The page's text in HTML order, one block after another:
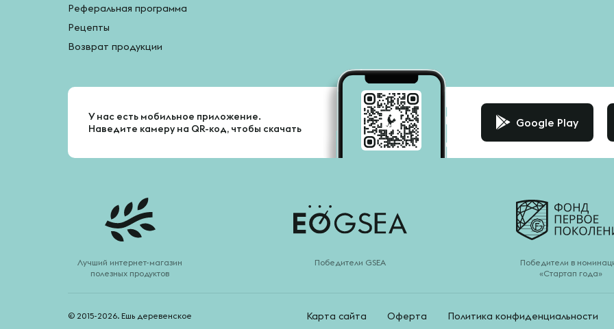
Реферальная программа
Рецепты
Возврат продукции
У нас есть мобильное приложение.
Наведите камеру на QR-код, чтобы скачать
Google Play
Лучший интернет-магазин
полезных продуктов
Победители GSEA
Победители в
«Стартап года»
© 2015-2026. Ешь деревенское Карта сайта Оферта Политика конфиденциальности